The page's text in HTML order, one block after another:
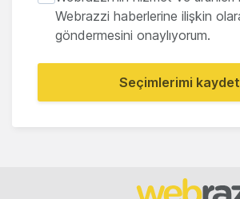
Webrazzi haberlerine ilişkin
göndermesini onaylıyorum.
Seçimlerimi kaydet